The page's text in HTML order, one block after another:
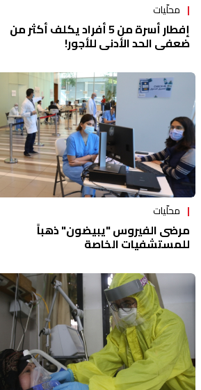
محلّيات
إفطار أسرة من 5 أفراد يكلف أكثر من
ضعفي الحد الأدنى للأجور!
محلّيات
مرضى الفيروس "يبيضون" ذهباً
للمستشفيات الخاصة